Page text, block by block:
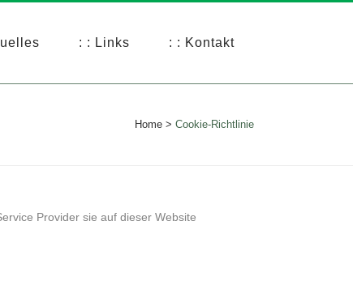
: : Links : : Kontakt
Home > Cookie-Richtlinie
Provider sie auf dieser Website